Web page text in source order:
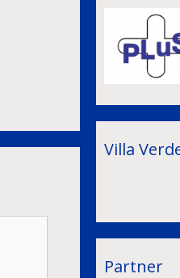
Villa
Partner